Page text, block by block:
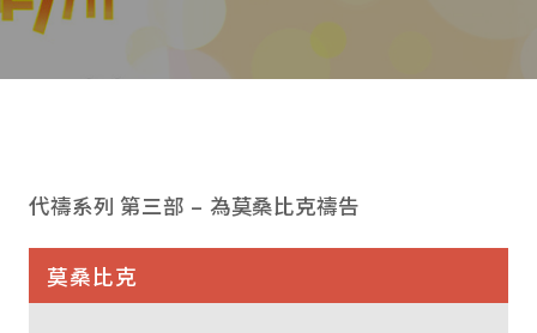
代禱系列 第三部 – 為莫桑比克禱告
莫桑比克